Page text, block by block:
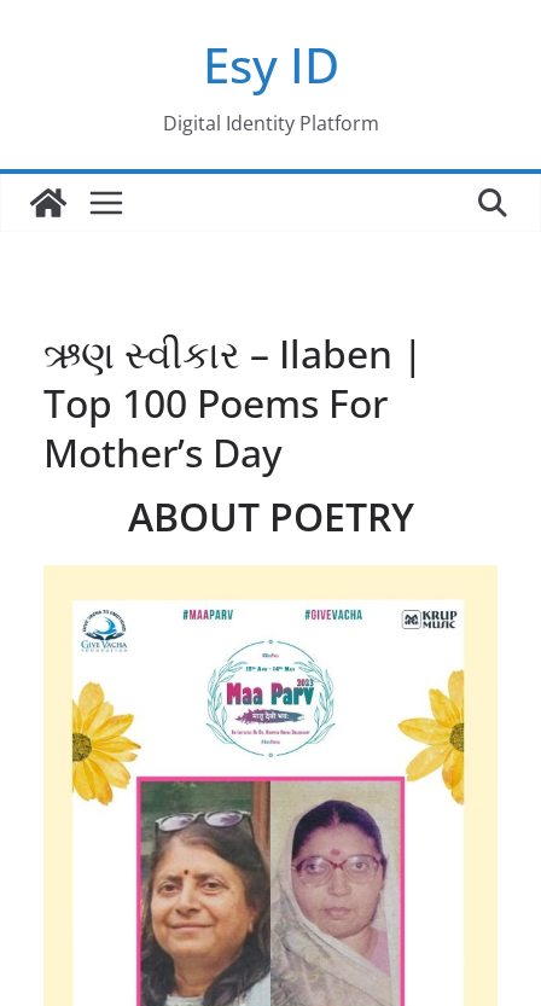
Esy ID
Digital Identity Platform
ઋણ સ્વીકાર – Ilaben |
Top 100 Poems For
Mother’s Day
ABOUT POETRY